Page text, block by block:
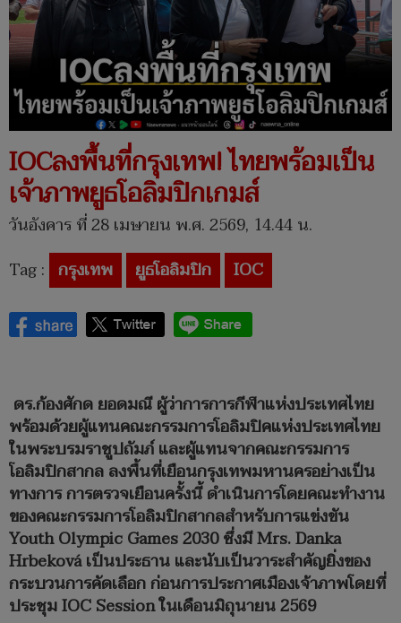
IOCลงพื้นที่กรุงเทพ! ไทยพร้อมเป็น
เจ้าภาพยูธโอลิมปิกเกมส์
วันอังคาร ที่ 28 เมษายน พ.ศ. 2569, 14.44 น.
Tag : กรุงเทพ ยูธโอลิมปิก IOC
ดร.ก้องศักด ยอดมณี ผู้ว่าการการกีฬาแห่งประเทศไทย
พร้อมด้วยผู้แทนคณะกรรมการโอลิมปิคแห่งประเทศไทย
ในพระบรมราชูปถัมภ์ และผู้แทนจากคณะกรรมการ
โอลิมปิกสากล ลงพื้นที่เยือนกรุงเทพมหานครอย่างเป็น
ทางการ การตรวจเยือนครั้งนี้ ดำเนินการโดยคณะทำงาน
ของคณะกรรมการโอลิมปิกสากลสำหรับการแข่งขัน
Youth Olympic Games 2030 ซึ่งมี Mrs. Danka
Hrbeková เป็นประธาน และนับเป็นวาระสำคัญยิ่งของ
กระบวนการคัดเลือก ก่อนการประกาศเมืองเจ้าภาพโดยที่
ประชุม IOC Session ในเดือนมิถุนายน 2569